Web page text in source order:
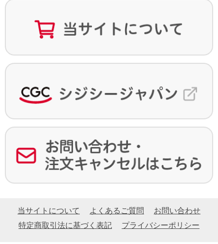
当サイトについて よくあるご質問
お問い合わせ
特定商取引法に基づく表記
プライバシーポリシー